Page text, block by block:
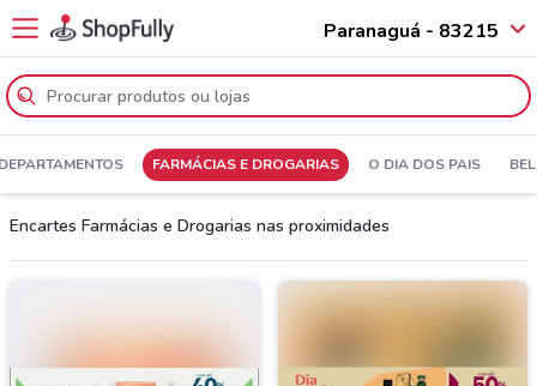
Paranaguá - 83215
FARMÁCIAS E DROGARIAS O DIA DOS PAIS
Encartes Farmácias e Drogarias nas proximidades